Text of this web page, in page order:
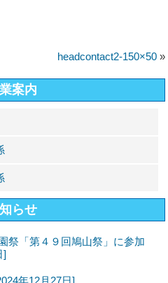
headcontact2-150×50 »
案内
らせ
祭「第４９回鳩山祭」に参加
]
年12月27日]